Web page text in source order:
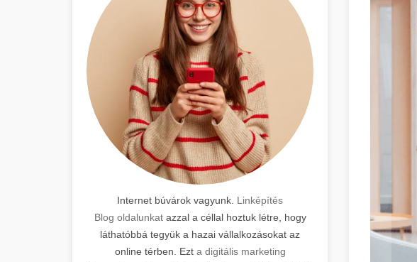
Internet búvárok vagyunk. Linképítés
Blog oldalunkatazzal a céllal hoztuk létre, hogy
láthatóbbá tegyük a hazai vállalkozásokat az
online térben. Ezt a digitális marketing